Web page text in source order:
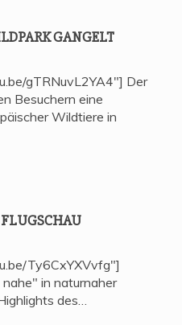
GANGELT
gTRNuvL2YA4"] Der
Besuchern eine
Wildtiere in
Ty6CxYXVvfg"]
in naturnaher
des…